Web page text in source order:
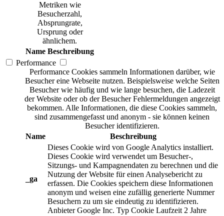
Metriken wie
Besucherzahl,
Absprungrate,
Ursprung oder
ähnlichem.
Name Beschreibung
Performance
Performance Cookies sammeln Informationen darüber, wie
Besucher eine Webseite nutzen. Beispielsweise welche Seiten
Besucher wie häufig und wie lange besuchen, die Ladezeit
der Website oder ob der Besucher Fehlermeldungen angezeigt
bekommen. Alle Informationen, die diese Cookies sammeln,
sind zusammengefasst und anonym - sie können keinen
Besucher identifizieren.
Name
Beschreibung
_ga
Dieses Cookie wird von Google Analytics installiert.
Dieses Cookie wird verwendet um Besucher-,
Sitzungs- und Kampagnendaten zu berechnen und die
Nutzung der Website für einen Analysebericht zu
erfassen. Die Cookies speichern diese Informationen
anonym und weisen eine zufällig generierte Nummer
Besuchern zu um sie eindeutig zu identifizieren.
Anbieter Google Inc. Typ Cookie Laufzeit 2 Jahre